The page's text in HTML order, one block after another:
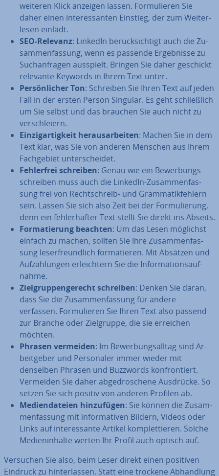
weiteren Klick anzeigen lassen. For­mu­lie­ren Sie
daher einen in­ter­es­san­ten Einstieg, der zum Wei­ter­
le­sen einlädt.
SEO-Relevanz: LinkedIn be­rück­sich­tigt auch die Zu­
sam­men­fas­sung, wenn es passende Er­geb­nis­se zu
Such­an­fra­gen ausspielt. Bringen Sie daher geschickt
relevante Keywords in Ihrem Text unter.
Per­sön­li­cher Ton: Schreiben Sie Ihren Text auf jeden
Fall in der ersten Person Singular. Es geht schließ­lich
um Sie selbst und das brauchen Sie auch nicht zu
ver­schlei­ern.
Ein­zig­ar­tig­keit her­aus­ar­bei­ten: Machen Sie in dem
Text klar, was Sie von anderen Menschen aus Ihrem
Fach­ge­biet un­ter­schei­det.
Feh­ler­frei schreiben: Genau wie ein Be­wer­bungs­
schrei­ben muss auch die LinkedIn-Zu­sam­men­fas­
sung frei von Recht­schreib- und Gram­ma­tik­feh­lern
sein. Lassen Sie sich also Zeit bei der For­mu­lie­rung,
denn ein feh­ler­haf­ter Text stellt Sie direkt ins Abseits.
For­ma­tie­rung beachten: Um das Lesen möglichst
einfach zu machen, sollten Sie Ihre Zu­sam­men­fas­
sung le­ser­freund­lich for­ma­tie­ren. Mit Absätzen und
Auf­zäh­lun­gen er­leich­tern Sie die In­for­ma­ti­ons­auf­
nah­me.
Ziel­grup­pen­ge­recht schreiben: Denken Sie daran,
dass Sie die Zu­sam­men­fas­sung für andere
verfassen. For­mu­lie­ren Sie Ihren Text also passend
zur Branche oder Ziel­grup­pe, die sie erreichen
möchten.
Phrasen vermeiden: Im Be­wer­bungs­all­tag sind Ar­
beit­ge­ber und Per­so­na­ler immer wieder mit
denselben Phrasen und Buzzwords kon­fron­tiert.
Vermeiden Sie daher ab­ge­dro­sche­ne Ausdrücke. So
setzen Sie sich positiv von anderen Profilen ab.
Me­di­en­da­tei­en hin­zu­fü­gen: Sie können die Zu­sam­
men­fas­sung mit in­for­ma­ti­ven Bildern, Videos oder
Links auf in­ter­es­san­te Artikel kom­plet­tie­ren. Solche
Me­di­en­in­hal­te werten Ihr Profil auch optisch auf.
Versuchen Sie also, beim Leser direkt einen positiven
Eindruck zu hin­ter­las­sen. Statt eine trockene Ab­hand­lung